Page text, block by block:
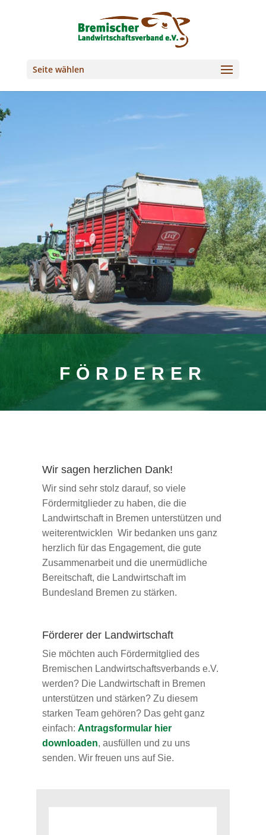
Seite wählen
FÖRDERER
Wir sagen herzlichen Dank!
Wir sind sehr stolz darauf, so viele
Fördermitglieder zu haben, die die
Landwirtschaft in Bremen unterstützen und
weiterentwicklen Wir bedanken uns ganz
herzlich für das Engagement, die gute
Zusammenarbeit und die unermüdliche
Bereitschaft, die Landwirtschaft im
Bundesland Bremen zu stärken.
Förderer der Landwirtschaft
Sie möchten auch Fördermitglied des
Bremischen Landwirtschaftsverbands e.V.
werden? Die Landwirtschaft in Bremen
unterstützen und stärken? Zu diesem
starken Team gehören? Das geht ganz
einfach: Antragsformular hier
downloaden, ausfüllen und zu uns
senden. Wir freuen uns auf Sie.